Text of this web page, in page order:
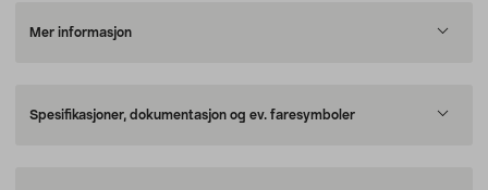
Mer informasjon
Spesifikasjoner, dokumentasjon og ev. faresymboler